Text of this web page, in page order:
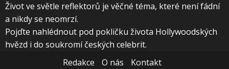
Život ve světle reflektorů je věčné téma, které není fádní
a nikdy se neomrzí.
Pojďte nahlédnout pod pokličku života Hollywoodských
hvězd i do soukromí českých celebrit.
Redakce
O nás
Kontakt